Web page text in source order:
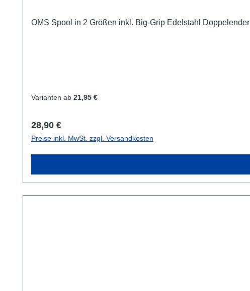
OMS Spool in 2 Größen inkl. Big-Grip Edelstahl Doppelender
Varianten ab 21,95 €
Regulärer Preis:
28,90 €
Preise inkl. MwSt. zzgl. Versandkosten